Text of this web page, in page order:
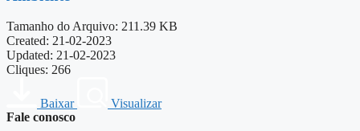
Tamanho do Arquivo: 211.39 KB
Created: 21-02-2023
Updated: 21-02-2023
Cliques: 266
Baixar
Visualizar
Fale conosco